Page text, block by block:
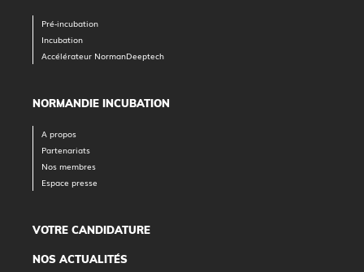
Pré-incubation
Incubation
Accélérateur NormanDeeptech
NORMANDIE INCUBATION
A propos
Partenariats
Nos membres
Espace presse
VOTRE CANDIDATURE
NOS ACTUALITÉS